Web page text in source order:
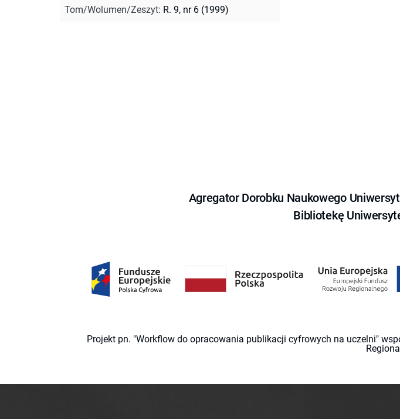
Tom/Wolumen/Zeszyt: R. 9, nr 6 (1999)
Agregator Dorobku Naukowego
Bibliotekę
Projekt pn. "Workflow do opracowania publikacji cyfrowych na uczelni"